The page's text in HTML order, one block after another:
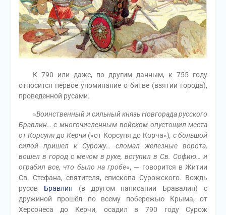
К 790 или даже, по другим данным, к 755 году
относится первое упоминание о битве (взятии города),
проведенной русами.
»Воинственный и сильный князь Новгорада русского
Бравлин… с многочисленным войском опустощил места
от Корсуня до Керчи(«от Корсуня до Корча»), с большой
силой пришел к Сурожу… сломал железные ворота,
вошел в город с мечом в руке, вступил в Св. Софию… и
ограбил все, что было на гробе«, — говорится в Житии
Св. Стефана, святителя, епископа Сурожского. Вождь
русов Бравлин (в другом написании Бравалин) с
дружиной прошёл по всему побережью Крыма, от
Херсонеса до Керчи, осадил в 790 году Сурож